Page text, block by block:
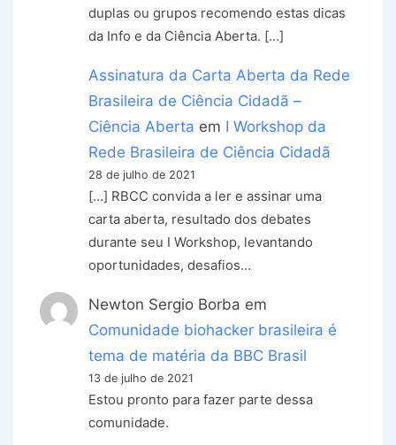
duplas ou grupos recomendo estas dicas
da Info e da Ciência Aberta. […]
Assinatura da Carta Aberta da Rede
Brasileira de Ciência Cidadã –
Ciência Aberta em I Workshop da
Rede Brasileira de Ciência Cidadã
28 de julho de 2021
[…] RBCC convida a ler e assinar uma
carta aberta, resultado dos debates
durante seu I Workshop, levantando
oportunidades, desafios…
Newton Sergio Borba em
Comunidade biohacker brasileira é
tema de matéria da BBC Brasil
13 de julho de 2021
Estou pronto para fazer parte dessa
comunidade.